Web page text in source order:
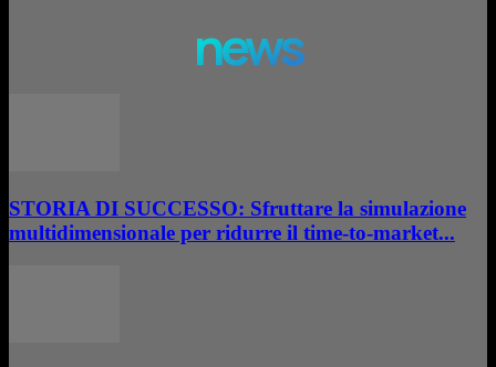
news
STORIA DI SUCCESSO: Sfruttare la simulazione
multidimensionale per ridurre il time-to-market...